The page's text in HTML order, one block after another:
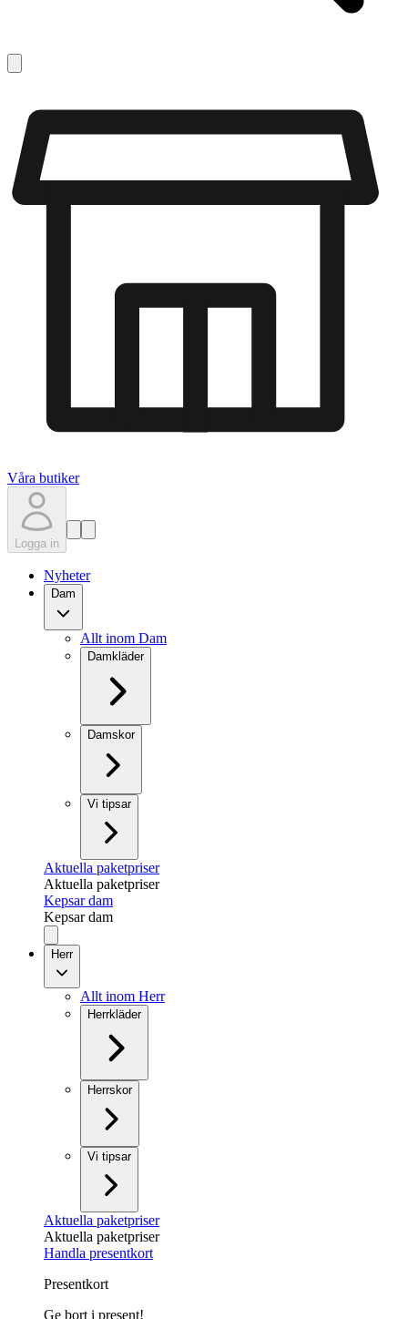
Våra butiker
Logga in
Nyheter
Dam
Allt inom Dam
Damkläder
Damskor
Vi tipsar
Aktuella paketpriser
Aktuella paketpriser
Kepsar dam
Kepsar dam
Herr
Allt inom Herr
Herrkläder
Herrskor
Vi tipsar
Aktuella paketpriser
Aktuella paketpriser
Handla presentkort
Presentkort
Ge bort i present!